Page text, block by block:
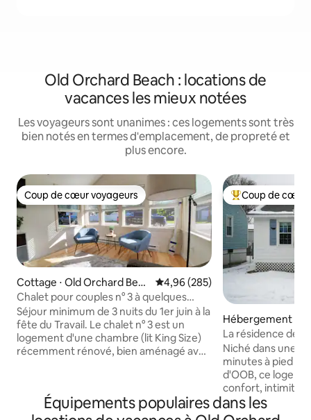
Old Orchard Beach : locations de
vacances les mieux notées
Les voyageurs sont unanimes : ces logements sont très
bien notés en termes d'emplacement, de propreté et
plus encore.
Coup de cœur voyageurs
Coup de cœur voyageurs
Cottage ⋅ Old Orchard Beac
h
Évaluation moyenne sur la
4,96 (285)
Chalet pour couples n° 3 à quelques
minutes de la plage
Séjour minimum de 3 nuits du 1er juin à la
fête du Travail. Le chalet n° 3 est un
logement d'une chambre (lit King Size)
récemment rénové, bien aménagé avec
cuisine entièrement équipée avec des
casseroles, des poêles et des ustensiles
Coups de cœur
Coup de cœur
Hébergement ⋅
ach
La résidence des
Niché dans une
minutes à pied de
d'OOB, ce
confort, intimité
Détendez-vous
pour quatre
Équipements populaires dans les